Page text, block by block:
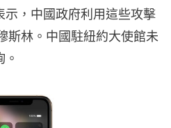
，中國政府利用這些攻擊
斯林。中國駐紐約大使館未